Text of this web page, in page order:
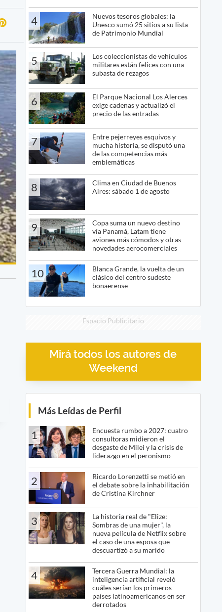
4
Nuevos tesoros globales: la
Unesco sumó 25 sitios a su lista
de Patrimonio Mundial
5
Los coleccionistas de vehículos
militares están felices con una
subasta de rezagos
6
El Parque Nacional Los Alerces
exige cadenas y actualizó el
precio de las entradas
7
Entre pejerreyes esquivos y
mucha historia, se disputó una
de las competencias más
emblemáticas
8
Clima en Ciudad de Buenos
Aires: sábado 1 de agosto
9
Copa suma un nuevo destino
vía Panamá, Latam tiene
aviones más cómodos y otras
novedades aerocomerciales
10
Blanca Grande, la vuelta de un
clásico del centro sudeste
bonaerense
Espacio Publicitario
Mirá todos los autores de
Weekend
Más Leídas de Perfil
1
Encuesta rumbo a 2027: cuatro
consultoras midieron el
desgaste de Milei y la crisis de
liderazgo en el peronismo
2
Ricardo Lorenzetti se metió en
el debate sobre la inhabilitación
de Cristina Kirchner
3
La historia real de "Elize:
Sombras de una mujer", la
nueva película de Netflix sobre
el caso de una esposa que
descuartizó a su marido
4
Tercera Guerra Mundial: la
inteligencia artificial reveló
cuáles serían los primeros
países latinoamericanos en ser
derrotados